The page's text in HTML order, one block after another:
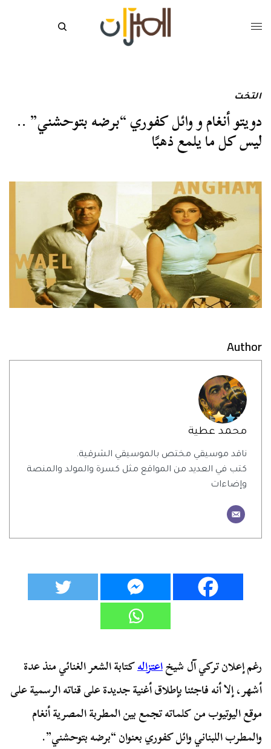
التخت
دويتو أنغام و وائل كفوري “برضه بتوحشني” ..
ليس كل ما يلمع ذهبًا
Author
محمد عطية
ناقد موسيقي مختص بالموسيقي الشرقية.
كتب في العديد من المواقع مثل كسرة والمولد والمنصة
وإضاءات
رغم إعلان تركي آل شيخاعتزالهكتابة الشعر الغنائي منذ عدة
أشهر، إلا أنه فاجئنا بإطلاق أغنية جديدة على قناته الرسمية على
موقع اليوتيوب من كلماته تجمع بين المطربة المصرية أنغام
والمطرب اللبناني وائل كفوري بعنوان “برضه بتوحشني”.